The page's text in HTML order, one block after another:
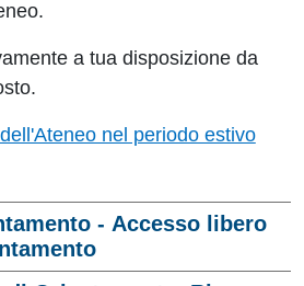
a tua disposizione da
nel periodo estivo
- Accesso libero